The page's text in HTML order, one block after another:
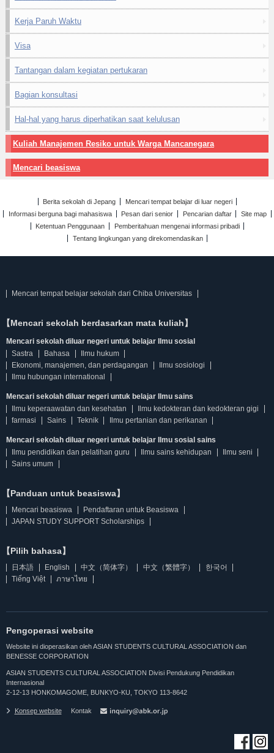
Kerja Paruh Waktu
Visa
Tantangan dalam kegiatan pertukaran
Bagian konsultasi
Hal-hal yang harus diperhatikan saat kelulusan
Kuliah Manajemen Resiko untuk Warga Mancanegara
Mencari beasiswa
Berita sekolah di Jepang
Mencari tempat belajar di luar negeri
Informasi berguna bagi mahasiswa
Pesan dari senior Pencarian daftar
Site map
Ketentuan Penggunaan
Pemberitahuan mengenai informasi pribadi
Tentang lingkungan yang direkomendasikan
Mencari tempat belajar sekolah dari Chiba Universitas
【Mencari sekolah berdasarkan mata kuliah】
Mencari sekolah diluar negeri untuk belajar Ilmu sosial
Sastra
Bahasa
Ilmu hukum
Ekonomi, manajemen, dan perdagangan
Ilmu sosiologi
Ilmu hubungan international
Mencari sekolah diluar negeri untuk belajar Ilmu sains
Ilmu keperaawatan dan kesehatan
Ilmu kedokteran dan kedokteran gigi
farmasi
Sains Teknik Ilmu pertanian dan perikanan
Mencari sekolah diluar negeri untuk belajar Ilmu sosial sains
Ilmu pendidikan dan pelatihan guru
Ilmu sains kehidupan
Ilmu seni
Sains umum
【Panduan untuk beasiswa】
Mencari beasiswa
Pendaftaran untuk Beasiswa
JAPAN STUDY SUPPORT Scholarships
【Pilih bahasa】
日本語 English 中文（简体字） 中文（繁體字）
한국어
Tiếng Việt
ภาษาไทย
Pengoperasi website
Website ini dioperasikan oleh ASIAN STUDENTS CULTURAL ASSOCIATION dan
BENESSE CORPORATION
ASIAN STUDENTS CULTURAL ASSOCIATION Divisi Pendukung Pendidikan
Internasional
2-12-13 HONKOMAGOME, BUNKYO-KU, TOKYO 113-8642
Konsep website Kontak